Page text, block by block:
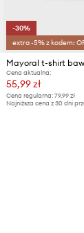
-30%
extra -5% z kodem:
Mayoral t-shirt
Cena aktualna:
55,99 zł
Cena regularna:79,99 zł
Najniższa cena z 30 dni